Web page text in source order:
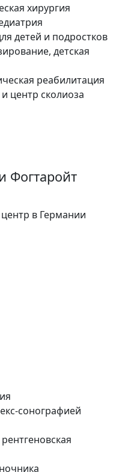
хирургия
детей и подростков
детская
реабилитация
центр сколиоза
Фогтаройт
сонографией